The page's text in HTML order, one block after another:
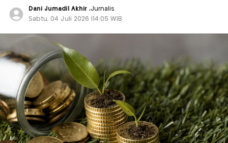
Dani Jumadil Akhir ,Jurnalis
Sabtu, 04 Juli 2026 |14:05 WIB